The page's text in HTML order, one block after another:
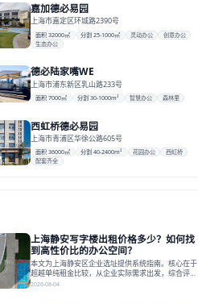
嘉加德必易园
上海市嘉定区环城路2390号
面积 32000㎡ 分割 25-1000㎡ 灵动办公
创意办公
生态办公
德必陆家嘴WE
上海市浦东新区乳山路233号
面积 7000㎡ 分割 30-1000m² 智慧办公 森林里
西虹桥德必易园
上海市青浦区华徐公路605号
面积 36000㎡ 分割 40-2400m² 花园办公
西虹桥
配套齐全
上海静安写字楼出租价格多少？如何找
到高性价比的办公空间？
本文为上海静安区企业选址提供系统指南。核心在于
超越单纯租金比较，从企业实际需求出发，综合评估
交通、硬件、空间弹性、配套服务及产业生态等多维
2026-08-04